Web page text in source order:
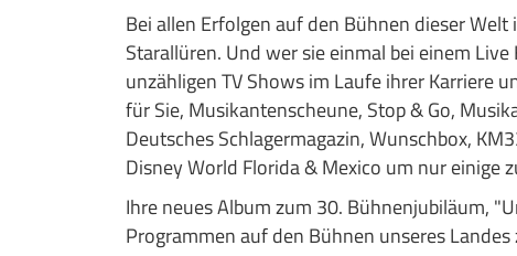
Bei allen Erfolgen auf den Bühnen dieser
Starallüren. Und wer sie einmal bei einem
unzähligen TV Shows im Laufe ihrer Karriere
für Sie, Musikantenscheune, Stop & Go,
Deutsches Schlagermagazin, Wunschbox,
Disney World Florida & Mexico um nur einige
Ihre neues Album zum 30. Bühnenjubiläum,
Programmen auf den Bühnen unseres Landes